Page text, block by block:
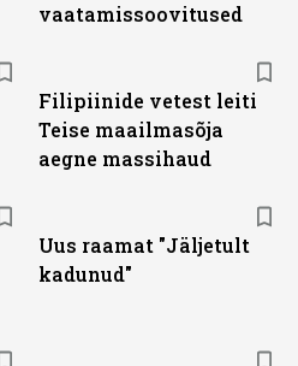
vaatamissoovitused
Filipiinide vetest leiti
Teise maailmasõja
aegne massihaud
Uus raamat "Jäljetult
kadunud"